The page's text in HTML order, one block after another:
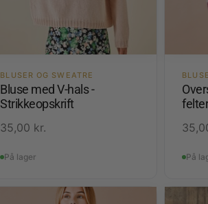
BLUSER OG SWEATRE
Bluse med V-hals -
Strikkeopskrift
35,00 kr.
På lager På